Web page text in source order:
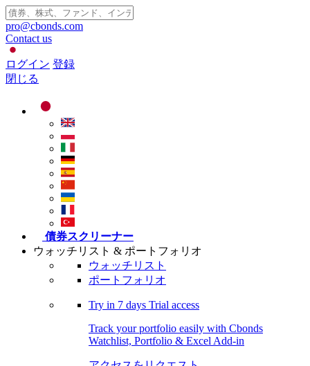
pro@cbonds.com
Contact us
ログイン 登録
閉じる
債券スクリーナー
ウォッチリスト & ポートフォリオ
ウォッチリスト
ポートフォリオ
Try in 7 days Trial access
Track your portfolio easily with Cbonds
Watchlist, Portfolio & Excel Add-in